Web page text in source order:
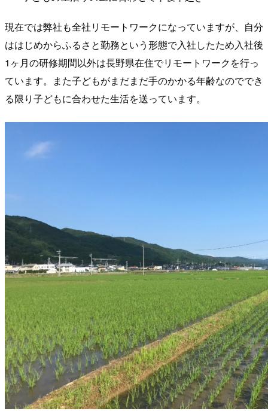
現在では弊社も全社リモートワークになっていますが、自分
ははじめからふるさと勤務という形態で入社したため入社後
1ヶ月の研修期間以外は長野県在住でリモートワークを行っ
ています。また子どもがまだまだ手のかかる年齢なのででき
る限り子どもに合わせた生活を送っています。